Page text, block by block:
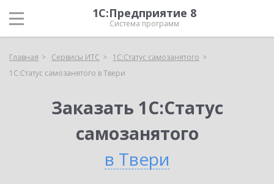
1С:Предприятие 8
Система программ
Главная Сервисы ИТС
1С:Статус самозанятого
1С:Статус самозанятого в Твери
Заказать 1С:Статус
самозанятого
в Твери